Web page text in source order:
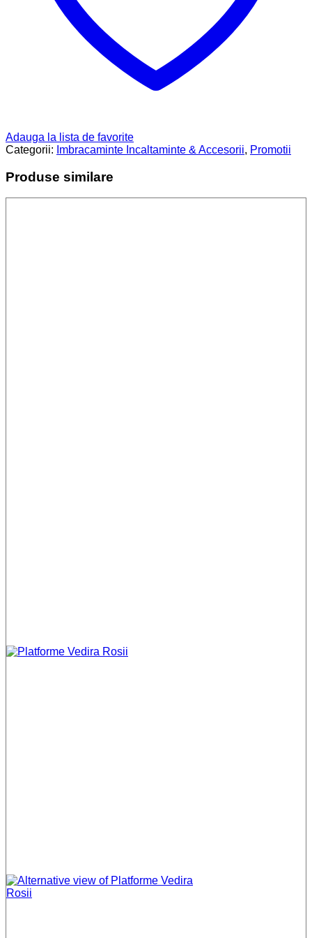
Adauga la lista de favorite
Categorii: Imbracaminte Incaltaminte & Accesorii, Promotii
Produse similare